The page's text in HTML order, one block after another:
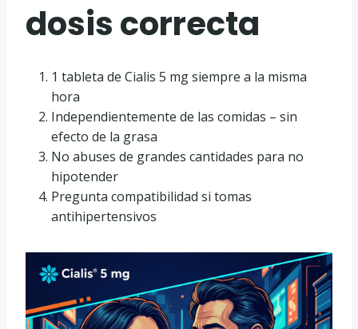
dosis correcta
1 tableta de Cialis 5 mg siempre a la misma
hora
Independientemente de las comidas – sin
efecto de la grasa
No abuses de grandes cantidades para no
hipotender
Pregunta compatibilidad si tomas
antihipertensivos